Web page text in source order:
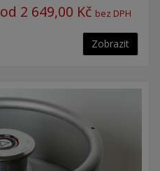
od 2 649,00 Kč bez DPH
Zobrazit